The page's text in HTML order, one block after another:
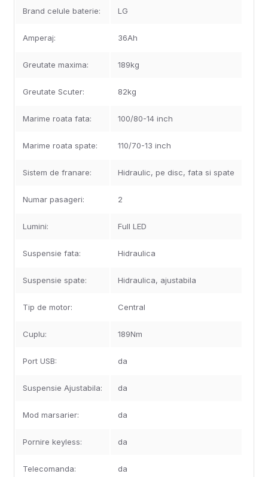
Brand celule baterie: LG
Amperaj: 36Ah
Greutate maxima: 189kg
Greutate Scuter: 82kg
Marime roata fata: 100/80-14 inch
Marime roata spate: 110/70-13 inch
Sistem de franare: Hidraulic, pe disc, fata si spate
Numar pasageri: 2
Lumini: Full LED
Suspensie fata: Hidraulica
Suspensie spate: Hidraulica, ajustabila
Tip de motor: Central
Cuplu: 189Nm
Port USB: da
Suspensie Ajustabila: da
Mod marsarier: da
Pornire keyless: da
Telecomanda: da